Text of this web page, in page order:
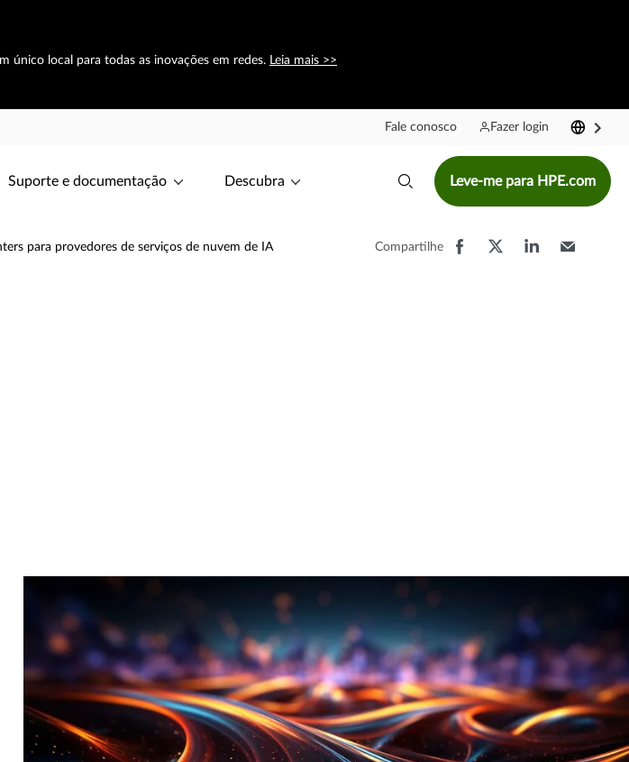
único local para todas as inovações em redes. Leia mais >>
Fale conosco Fazer login
Suporte e documentação Descubra Leve-me para HPE.com
para provedores de serviços de nuvem de IA Compartilhe